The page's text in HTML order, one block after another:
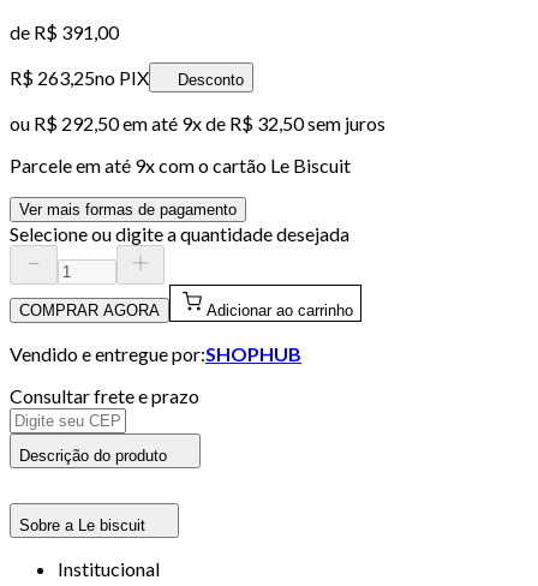
de R$ 391,00
R$ 263,25no PIX Desconto
ou R$ 292,50em até 9x de R$ 32,50 sem juros
Parcele em até 9x com o cartão Le Biscuit
Ver mais formas de pagamento
Selecione ou digite a quantidade desejada
COMPRAR AGORA Adicionar ao carrinho
Vendido e entregue por:SHOPHUB
Consultar frete e prazo
Descrição do produto
Sobre a Le biscuit
Institucional